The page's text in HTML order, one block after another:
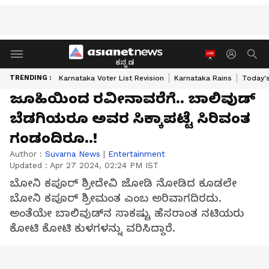
ಕನ್ನಡ
TRENDING : Karnataka Voter List Revision Karnataka Rains
ಜೂಹಿಯಿಂದ ರವೀನಾವರೆಗೆ.. ಬಾಲಿವುಡ್
ಬೆಡಗಿಯರೂ ಅವರ ಸಿಕ್ಕಾಪಟ್ಟೆ ಸಿರಿವಂತ
ಗಂಡಂದಿರೂ..!
Author : Suvarna News | Entertainment
Updated : Apr 27 2024, 02:24 PM IST
ಬೋನಿ ಕಪೂರ್ ಶ್ರೀದೇವಿ ಜೋಡಿ ನೋಡಿದ ಕೂಡಲೇ
ಬೋನಿ ಕಪೂರ್ ಶ್ರೀಮಂತ ಎಂಬ ಅರಿವಾಗದಿರದು.
ಅಂತೆಯೇ ಬಾಲಿವುಡ್‌ನ ಸಾಕಷ್ಟು ಹೆಸರಾಂತ ನಟಿಯರು
ಕೋಟಿ ಕೋಟಿ ಕುಳಗಳನ್ನು ವರಿಸಿದ್ದಾರೆ.